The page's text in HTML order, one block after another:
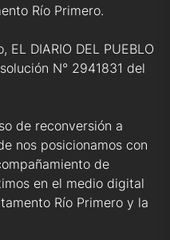
Río Primero.
DIARIO DEL PUEBLO
N° 2941831 del
de reconversión a
nos posicionamos con
de
en el medio digital
Río Primero y la